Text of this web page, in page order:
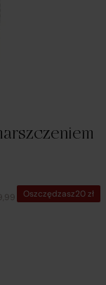
Oszczędzasz20zł